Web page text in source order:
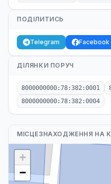
ПОДІЛИТИСЬ
Telegram Facebook
ДІЛЯНКИ ПОРУЧ
8000000000:78:382:0001
8000000000:78:382:0004
МІСЦЕЗНАХОДЖЕННЯ НА
+
−